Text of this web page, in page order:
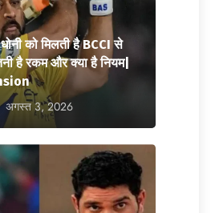
को मिलती है BCCI से
है रकम और क्या है नियम|
अगस्त 3, 2026